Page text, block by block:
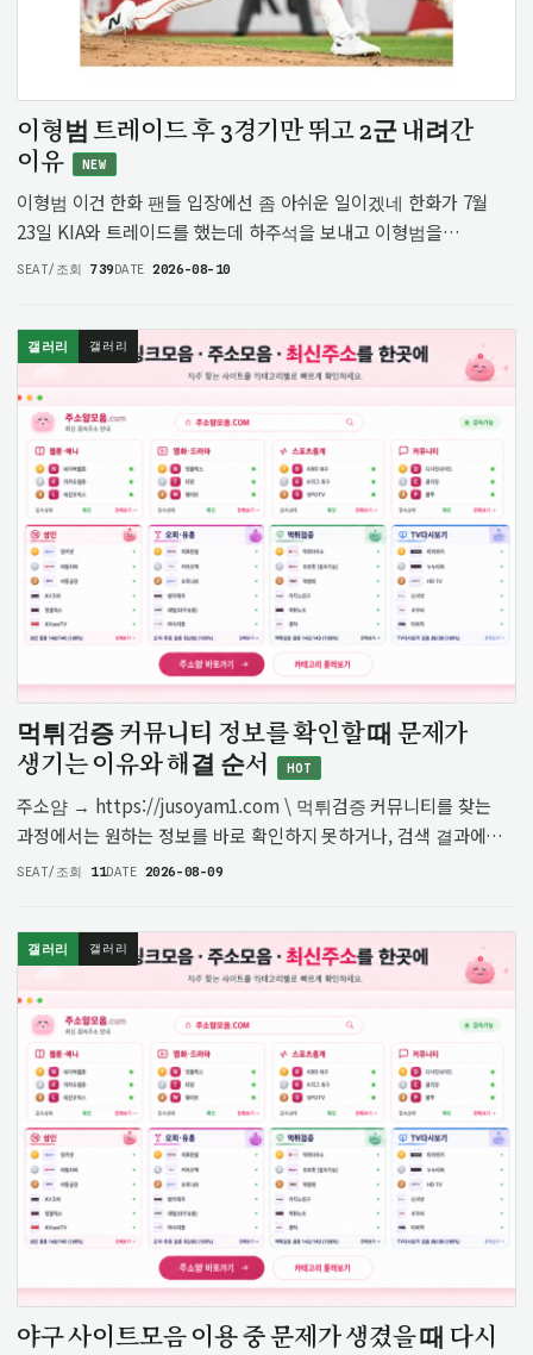
이형범 트레이드 후 3경기만 뛰고 2군 내려간
이유
NEW
이형범 이건 한화 팬들 입장에선 좀 아쉬운 일이겠네 한화가 7월
23일 KIA와 트레이드를 했는데 하주석을 보내고 이형범을
받아들이긴 했음 KIA는 내야수 필요해서 하주석을 보냈고 한화는
SEAT/조회739DATE2026-08-10
갤러리 갤러리
먹튀검증 커뮤니티 정보를 확인할 때 문제가
생기는 이유와 해결 순서
HOT
주소얌 → https://jusoyam1.com \ 먹튀검증 커뮤니티를 찾는
과정에서는 원하는 정보를 바로 확인하지 못하거나, 검색 결과에서
어떤 내용을 기준으로 봐야 할지 어려움을 겪는 상황이 생길 수
SEAT/조회 11DATE 2026-08-09
갤러리 갤러리
야구 사이트모음 이용 중 문제가 생겼을 때 다시